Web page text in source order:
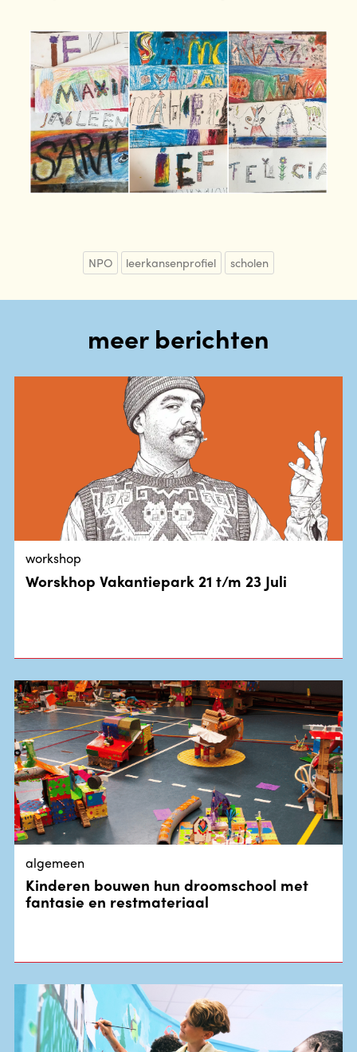
NPO leerkansenprofiel scholen
meer berichten
workshop
Worskhop Vakantiepark 21 t/m 23 Juli
algemeen
Kinderen bouwen hun droomschool met
fantasie en restmateriaal